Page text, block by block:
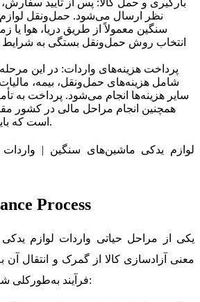
بارگیری و حمل کالا: پس از تایید
نظر ارسال می‌شود. حمل‌ونقل
سنگین معمولاً از طریق دریا، هوا یا
انتخاب روش حمل‌ونقل بستگی به شرایط
پرداخت هزینه‌های واردات: در این
شامل هزینه‌های حمل‌ونقل، بیمه،
سایر هزینه‌ها انجام می‌شود. پرداخت به
همچنین انجام مراحل مالی در کشور
است که باید به آن توجه شود.
Process
معنی آزادسازی کالا از گمرک و انتقال آن
فرآیند به‌طورکلی شامل مراحل زیر می‌شود: